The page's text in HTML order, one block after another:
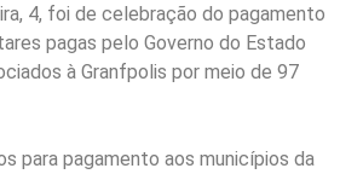
4, foi de celebração do pagamento
pagas pelo Governo do Estado
à Granfpolis por meio de 97
para pagamento aos municípios da